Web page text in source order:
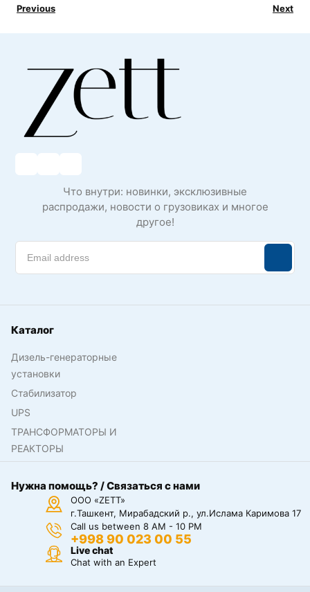
Previous Next
Что внутри: новинки, эксклюзивные
распродажи, новости о грузовиках и многое
другое!
Каталог
Дизель-генераторные
установки
Стабилизатор
UPS
ТРАНСФОРМАТОРЫ И
РЕАКТОРЫ
Нужна помощь? / Связаться с нами
ООО «ZETT»
г.Ташкент, Мирабадский р., ул.Ислама Каримова 17
Call us between 8 AM - 10 PM
+998 90 023 00 55
Live chat
Chat with an Expert